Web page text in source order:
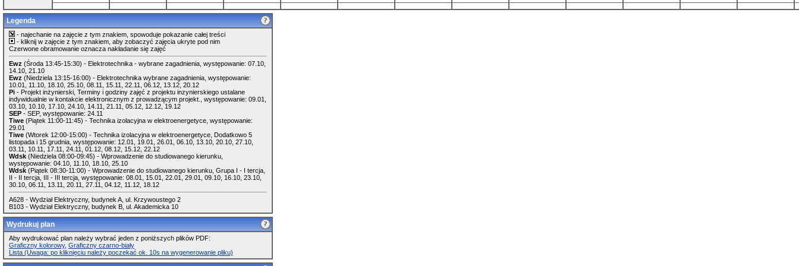
Legenda
- najechanie na zajęcie z tym znakiem, spowoduje pokazanie całej treści
- kliknij w zajęcie z tym znakiem, aby zobaczyć zajęcia ukryte pod nim
Czerwone obramowanie oznacza nakładanie się zajęć
Ewz (Środa 13:45-15:30) - Elektrotechnika - wybrane zagadnienia, występowanie: 07.10,
14.10, 21.10
Ewz (Niedziela 13:15-16:00) - Elektrotechnika wybrane zagadnienia, występowanie:
10.01, 11.10, 18.10, 25.10, 08.11, 15.11, 22.11, 06.12, 13.12, 20.12
Pi - Projekt inżynierski, Terminy i godziny zajęć z projektu inzynierskiego ustalane
indywidualnie w kontakcie elektronicznym z prowadzącym projekt., występowanie: 09.01,
03.10, 10.10, 17.10, 24.10, 14.11, 21.11, 05.12, 12.12, 19.12
SEP - SEP, występowanie: 24.11
Tiwe (Piątek 11:00-11:45) - Technika izolacyjna w elektroenergetyce, występowanie:
29.01
Tiwe (Wtorek 12:00-15:00) - Technika izolacyjna w elektroenergetyce, Dodatkowo 5
listopada i 15 grudnia, występowanie: 12.01, 19.01, 26.01, 06.10, 13.10, 20.10, 27.10,
03.11, 10.11, 17.11, 24.11, 01.12, 08.12, 15.12, 22.12
Wdsk (Niedziela 08:00-09:45) - Wprowadzenie do studiowanego kierunku,
występowanie: 04.10, 11.10, 18.10, 25.10
Wdsk (Piątek 08:30-11:00) - Wprowadzenie do studiowanego kierunku, Grupa I - I tercja,
II - II tercja, III - III tercja, występowanie: 08.01, 15.01, 22.01, 29.01, 09.10, 16.10, 23.10,
30.10, 06.11, 13.11, 20.11, 27.11, 04.12, 11.12, 18.12
A628 - Wydział Elektryczny, budynek A, ul. Krzywoustego 2
B103 - Wydział Elektryczny, budynek B, ul. Akademicka 10
Wydrukuj plan
Aby wydrukować plan należy wybrać jeden z poniższych plików PDF:
Graficzny kolorowy, Graficzny czarno-biały
Lista (Uwaga: po kliknięciu należy poczekać ok. 10s na wygenerowanie pliku)